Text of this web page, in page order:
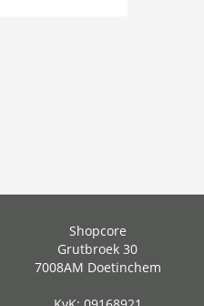
Shopcore
Grutbroek 30
7008AM Doetinchem